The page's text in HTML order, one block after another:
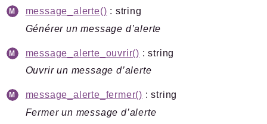
Application
SPIP / Core
Compilateur
Exec
Reports
message_alerte() : string
Générer un message d’alerte
message_alerte_ouvrir() : string
Ouvrir un message d’alerte
message_alerte_fermer() : string
Fermer un message d’alerte